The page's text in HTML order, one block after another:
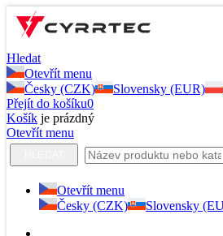
Hledat
Otevřít menu
Česky (CZK)
Slovensky (EUR)
Přejít do košíku0
Košík je prázdný
Otevřít menu
Otevřít menu
Česky (CZK)
Slovensky